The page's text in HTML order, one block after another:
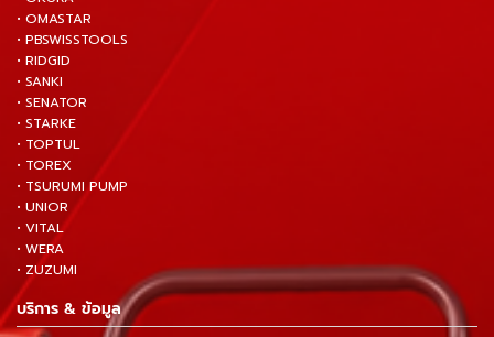
• OMASTAR
• PBSWISSTOOLS
• RIDGID
• SANKI
• SENATOR
• STARKE
• TOPTUL
• TOREX
• TSURUMI PUMP
• UNIOR
• VITAL
• WERA
• ZUZUMI
บริการ & ข้อมูล